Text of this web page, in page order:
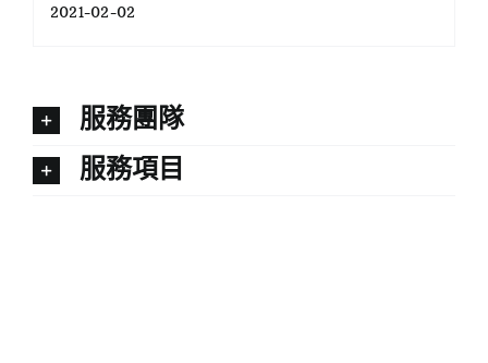
2021-02-02
服務團隊
服務項目